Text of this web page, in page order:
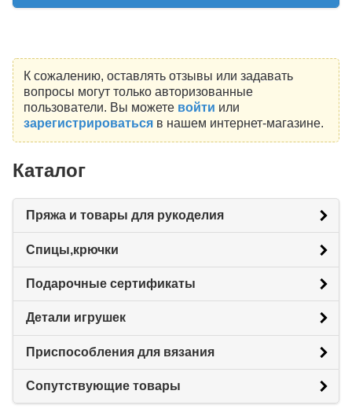
К сожалению, оставлять отзывы или задавать
вопросы могут только авторизованные
пользователи. Вы можете войти или
зарегистрироватьсяв нашем интернет-магазине.
Каталог
Пряжа и товары для рукоделия
Спицы,крючки
Подарочные сертификаты
Детали игрушек
Приспособления для вязания
Сопутствующие товары